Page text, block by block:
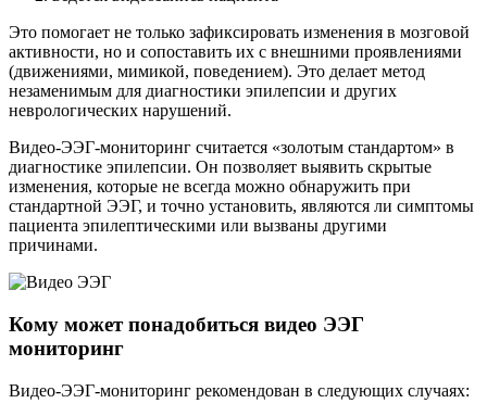
Это помогает не только зафиксировать изменения в мозговой
активности, но и сопоставить их с внешними проявлениями
(движениями, мимикой, поведением). Это делает метод
незаменимым для диагностики эпилепсии и других
неврологических нарушений.
Видео-ЭЭГ-мониторинг считается «золотым стандартом» в
диагностике эпилепсии. Он позволяет выявить скрытые
изменения, которые не всегда можно обнаружить при
стандартной ЭЭГ, и точно установить, являются ли симптомы
пациента эпилептическими или вызваны другими
причинами.
Кому может понадобиться видео ЭЭГ
мониторинг
Видео-ЭЭГ-мониторинг рекомендован в следующих случаях: